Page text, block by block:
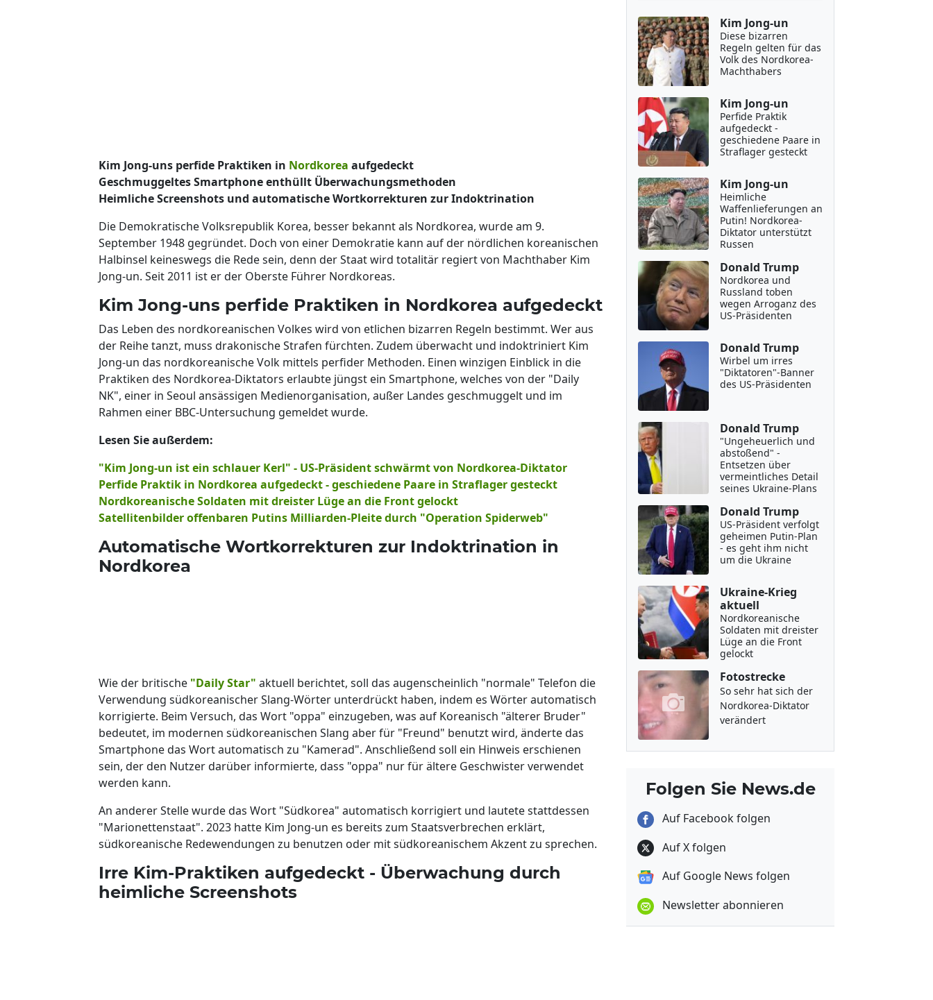
Kim Jong-uns perfide Praktiken in Nordkorea aufgedeckt
Geschmuggeltes Smartphone enthüllt Überwachungsmethoden
Heimliche Screenshots und automatische Wortkorrekturen zur Indoktrination
Die Demokratische Volksrepublik Korea, besser bekannt als Nordkorea, wurde am 9.
September 1948 gegründet. Doch von einer Demokratie kann auf der nördlichen koreanischen
Halbinsel keineswegs die Rede sein, denn der Staat wird totalitär regiert von Machthaber Kim
Jong-un. Seit 2011 ist er der Oberste Führer Nordkoreas.
Kim Jong-uns perfide Praktiken in Nordkorea aufgedeckt
Das Leben des nordkoreanischen Volkes wird von etlichen bizarren Regeln bestimmt. Wer aus
der Reihe tanzt, muss drakonische Strafen fürchten. Zudem überwacht und indoktriniert Kim
Jong-un das nordkoreanische Volk mittels perfider Methoden. Einen winzigen Einblick in die
Praktiken des Nordkorea-Diktators erlaubte jüngst ein Smartphone, welches von der "Daily
NK", einer in Seoul ansässigen Medienorganisation, außer Landes geschmuggelt und im
Rahmen einer BBC-Untersuchung gemeldet wurde.
Lesen Sie außerdem:
"Kim Jong-un ist ein schlauer Kerl" - US-Präsident schwärmt von Nordkorea-Diktator
Perfide Praktik in Nordkorea aufgedeckt - geschiedene Paare in Straflager gesteckt
Nordkoreanische Soldaten mit dreister Lüge an die Front gelockt
Satellitenbilder offenbaren Putins Milliarden-Pleite durch "Operation Spiderweb"
Automatische Wortkorrekturen zur Indoktrination in
Nordkorea
Wie der britische "Daily Star" aktuell berichtet, soll das augenscheinlich "normale" Telefon die
Verwendung südkoreanischer Slang-Wörter unterdrückt haben, indem es Wörter automatisch
korrigierte. Beim Versuch, das Wort "oppa" einzugeben, was auf Koreanisch "älterer Bruder"
bedeutet, im modernen südkoreanischen Slang aber für "Freund" benutzt wird, änderte das
Smartphone das Wort automatisch zu "Kamerad". Anschließend soll ein Hinweis erschienen
sein, der den Nutzer darüber informierte, dass "oppa" nur für ältere Geschwister verwendet
werden kann.
An anderer Stelle wurde das Wort "Südkorea" automatisch korrigiert und lautete stattdessen
"Marionettenstaat". 2023 hatte Kim Jong-un es bereits zum Staatsverbrechen erklärt,
südkoreanische Redewendungen zu benutzen oder mit südkoreanischem Akzent zu sprechen.
Irre Kim-Praktiken aufgedeckt - Überwachung durch
heimliche Screenshots
Kim Jong-un
Diese bizarren
Regeln gelten für das
Volk des Nordkorea-
Machthabers
Kim Jong-un
Perfide Praktik
aufgedeckt -
geschiedene Paare in
Straflager gesteckt
Kim Jong-un
Heimliche
Waffenlieferungen an
Putin! Nordkorea-
Diktator unterstützt
Russen
Donald Trump
Nordkorea und
Russland toben
wegen Arroganz des
US-Präsidenten
Donald Trump
Wirbel um irres
"Diktatoren"-Banner
des US-Präsidenten
Donald Trump
"Ungeheuerlich und
abstoßend" -
Entsetzen über
vermeintliches Detail
seines Ukraine-Plans
Donald Trump
US-Präsident verfolgt
geheimen Putin-Plan
- es geht ihm nicht
um die Ukraine
Ukraine-Krieg
aktuell
Nordkoreanische
Soldaten mit dreister
Lüge an die Front
gelockt
Fotostrecke
So sehr hat sich der
Nordkorea-Diktator
verändert
Folgen Sie News.de
Auf Facebook folgen
Auf X folgen
Auf Google News folgen
Newsletter abonnieren